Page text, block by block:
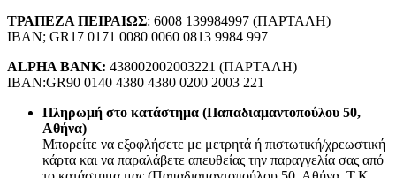
ΤΡΑΠΕΖΑ ΠΕΙΡΑΙΩΣ: 6008 139984997 (ΠΑΡΤΑΛΗ)
IBAN; GR17 0171 0080 0060 0813 9984 997
ALPHA BANK: 438002002003221 (ΠΑΡΤΑΛΗ)
IBAN:GR90 0140 4380 4380 0200 2003 221
Πληρωμή στο κατάστημα (Παπαδιαμαντοπούλου 50,
Αθήνα)
Μπορείτε να εξοφλήσετε με μετρητά ή πιστωτική/χρεωστική
κάρτα και να παραλάβετε απευθείας την παραγγελία σας από